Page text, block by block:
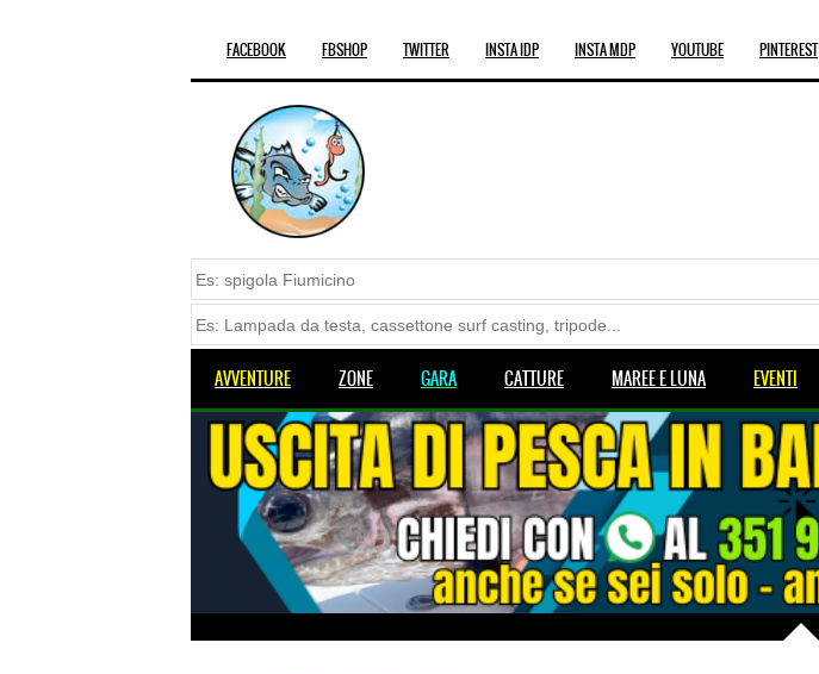
FACEBOOK FBSHOP TWITTER INSTA IDP INSTA MDP YOUTUBE PINTEREST
AVVENTURE ZONE GARA CATTURE MAREE E LUNA EVENTI